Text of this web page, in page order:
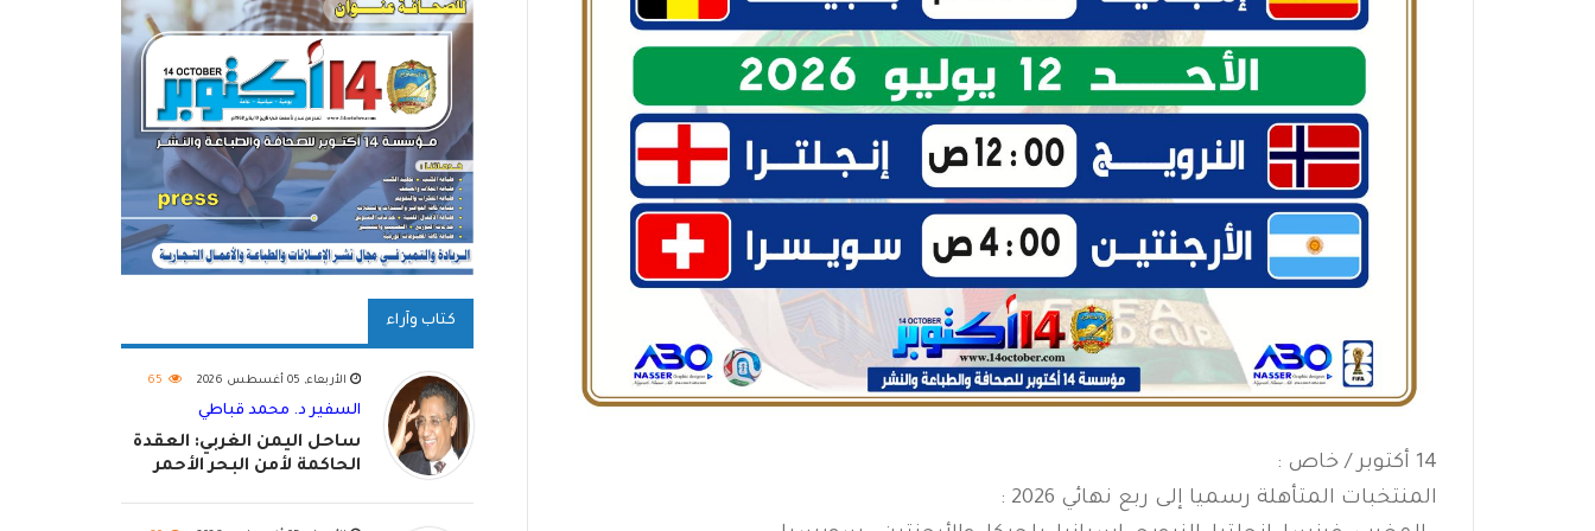
14 أكتوبر / خاص :
المنتخبات المتأهلة رسميا إلى ربع نهائي 2026 :
كتاب وآراء
الأربعاء, 05 أغسطس 2026 65
السفير د. محمد قباطي
ساحل اليمن الغربي: العقدة
الحاكمة لأمن البحر الأحمر